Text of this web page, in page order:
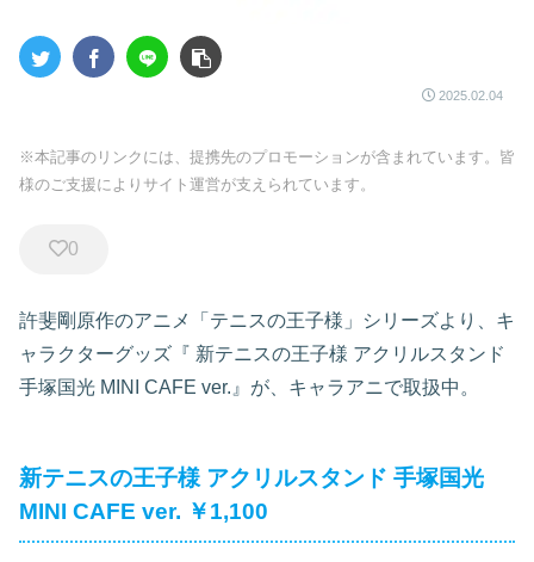
2025.02.04
※本記事のリンクには、提携先のプロモーションが含まれています。皆
様のご支援によりサイト運営が支えられています。
0
許斐剛原作のアニメ「テニスの王子様」シリーズより、キ
ャラクターグッズ『 新テニスの王子様 アクリルスタンド
手塚国光 MINI CAFE ver.』が、キャラアニで取扱中。
新テニスの王子様 アクリルスタンド 手塚国光
MINI CAFE ver. ￥1,100